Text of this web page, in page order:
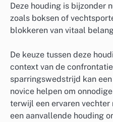
Deze houding is bijzonder
zoals boksen of
blokkeren van vitaal
De keuze tussen deze
context van de
sparringswedstrijd kan
novice helpen om
terwijl een ervaren
een aanvallende houding